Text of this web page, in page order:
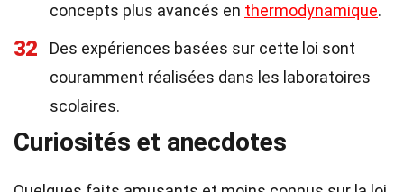
concepts plus avancés en thermodynamique.
32
Des expériences basées sur cette loi sont
couramment réalisées dans les laboratoires
scolaires.
Curiosités et anecdotes